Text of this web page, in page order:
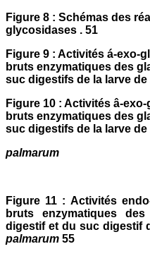
Figure 8 : Schémas des
glycosidases . 51
Figure 9 : Activités á-exo-
bruts enzymatiques des
suc digestifs de la larve de
Figure 10 : Activités â-
bruts enzymatiques des
suc digestifs de la larve de
palmarum
Figure 11 : Activités
bruts enzymatiques
digestif et du suc digestif
palmarum 55